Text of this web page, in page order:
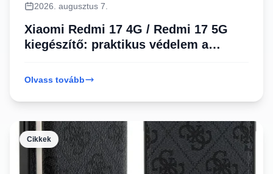
2026. augusztus 7.
Xiaomi Redmi 17 4G / Redmi 17 5G
kiegészítő: praktikus védelem a
Olvass tovább
Cikkek